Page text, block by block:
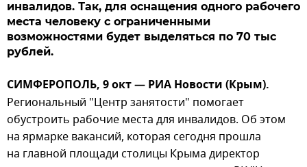
инвалидов. Так, для оснащения одного рабочего
места человеку с ограниченными
возможностями будет выделяться по 70 тыс
рублей.
СИМФЕРОПОЛЬ, 9 окт — РИА Новости (Крым).
Региональный "Центр занятости" помогает
обустроить рабочие места для инвалидов. Об этом
на ярмарке вакансий, которая сегодня прошла
на главной площади столицы Крыма директор